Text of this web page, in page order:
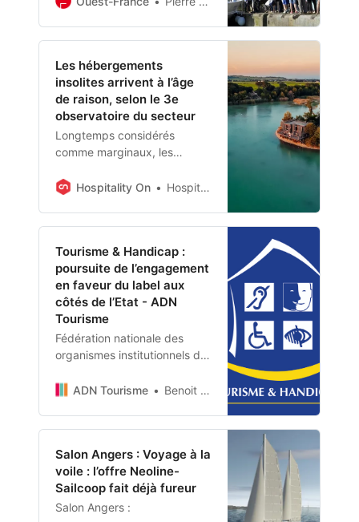
Explications.
Les hébergements
insolites arrivent à l’âge
de raison, selon le 3e
observatoire du secteur
Longtemps considérés
comme marginaux, les
cabanes, yourtes et autres
Alliances, enregistrant une
croissance de 30% de
capacité en deux ans et un
volume d’affaires de 430 M€.
Hospitality On Hospitality On
Tourisme & Handicap :
poursuite de l’engagement
en faveur du label aux
côtés de l’Etat - ADN
Tourisme
Fédération nationale des
organismes institutionnels de
ADN Tourisme
Benoit Artige
Salon Angers : Voyage à la
voile : l’offre Neoline-
Sailcoop fait déjà fureur
Salon Angers :